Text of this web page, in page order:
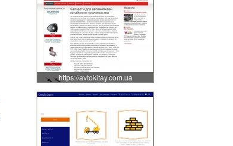
https://avtokitay.com.ua